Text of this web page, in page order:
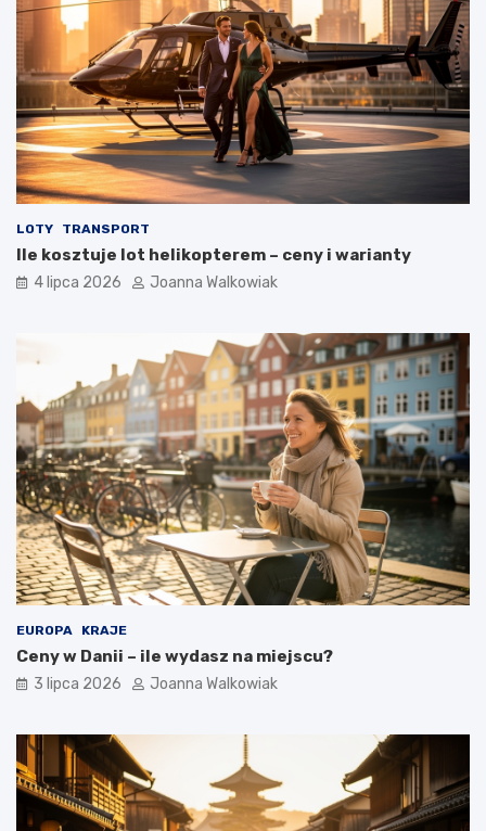
LOTY TRANSPORT
Ile kosztuje lot helikopterem – ceny i warianty
4 lipca 2026 Joanna Walkowiak
EUROPA KRAJE
Ceny w Danii – ile wydasz na miejscu?
3 lipca 2026 Joanna Walkowiak